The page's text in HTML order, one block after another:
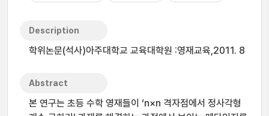
Description
학위논문(석사)아주대학교 교육대학원 :영재교육,2011. 8
Abstract
본 연구는 초등 수학 영재들이 ‘n×n 격자점에서 정사각형